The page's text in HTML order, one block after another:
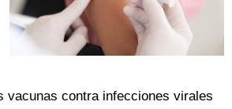
vacunas contra infecciones virales